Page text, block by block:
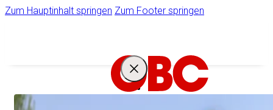
Zum Hauptinhalt springen Zum Footer springen